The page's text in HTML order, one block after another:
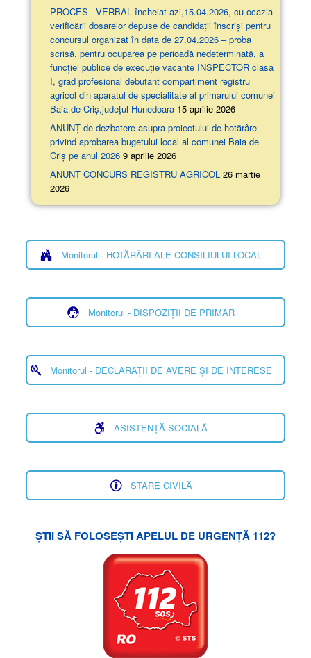
PROCES –VERBAL încheiat azi,15.04.2026, cu ocazia
verificării dosarelor depuse de candidații înscriși pentru
concursul organizat în data de 27.04.2026 – proba
scrisă, pentru ocuparea pe perioadă nedeterminată, a
funcției publice de execuție vacante INSPECTOR clasa
I, grad profesional debutant compartiment registru
agricol din aparatul de specialitate al primarului comunei
Baia de Criș,județul Hunedoara 15 aprilie 2026
ANUNȚ de dezbatere asupra proiectului de hotărâre
privind aprobarea bugetului local al comunei Baia de
Criș pe anul 2026 9 aprilie 2026
ANUNT CONCURS REGISTRU AGRICOL 26 martie
2026
Monitorul - HOTĂRÂRI ALE CONSILIULUI LOCAL
Monitorul - DISPOZIȚII DE PRIMAR
Monitorul - DECLARAȚII DE AVERE ȘI DE INTERESE
ASISTENȚĂ SOCIALĂ
STARE CIVILĂ
ȘTII SĂ FOLOSEȘTI APELUL DE URGENȚĂ 112?